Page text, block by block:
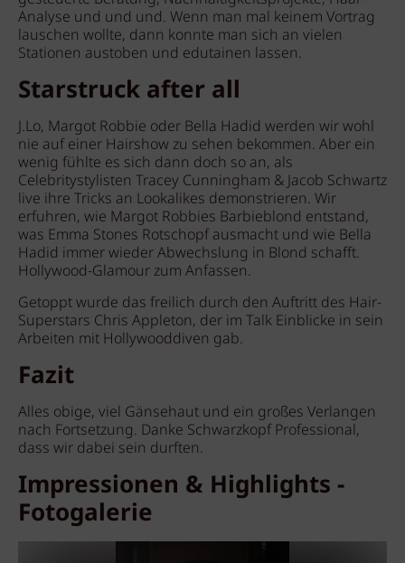
Analyse und und und. Wenn man mal keinem Vortrag
lauschen wollte, dann konnte man sich an vielen
Stationen austoben und edutainen lassen.
Starstruck after all
J.Lo, Margot Robbie oder Bella Hadid werden wir wohl
nie auf einer Hairshow zu sehen bekommen. Aber ein
wenig fühlte es sich dann doch so an, als
Celebritystylisten Tracey Cunningham & Jacob Schwartz
live ihre Tricks an Lookalikes demonstrieren. Wir
erfuhren, wie Margot Robbies Barbieblond entstand,
was Emma Stones Rotschopf ausmacht und wie Bella
Hadid immer wieder Abwechslung in Blond schafft.
Hollywood-Glamour zum Anfassen.
Getoppt wurde das freilich durch den Auftritt des Hair-
Superstars Chris Appleton, der im Talk Einblicke in sein
Arbeiten mit Hollywooddiven gab.
Fazit
Alles obige, viel Gänsehaut und ein großes Verlangen
nach Fortsetzung. Danke Schwarzkopf Professional,
dass wir dabei sein durften.
Impressionen & Highlights -
Fotogalerie